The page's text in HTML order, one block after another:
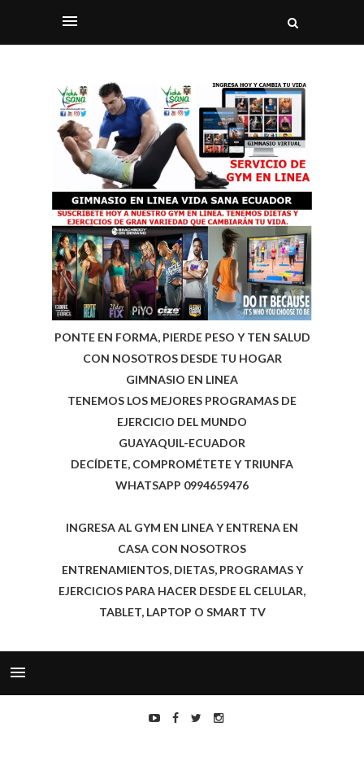
PONTE EN FORMA, PIERDE PESO Y TEN SALUD
CON NOSOTROS DESDE TU HOGAR
GIMNASIO EN LINEA
TENEMOS LOS MEJORES PROGRAMAS DE
EJERCICIO DEL MUNDO
GUAYAQUIL-ECUADOR
DECÍDETE, COMPROMÉTETE Y TRIUNFA
WHATSAPP 0994659476
INGRESA AL GYM EN LINEA Y ENTRENA EN
CASA CON NOSOTROS
ENTRENAMIENTOS, DIETAS, PROGRAMAS Y
EJERCICIOS PARA HACER DESDE EL CELULAR,
TABLET, LAPTOP O SMART TV